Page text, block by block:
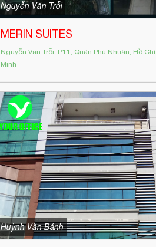
Nguyễn Văn Trỗi
MERIN SUITES
Nguyễn Văn Trỗi, P.11, Quận Phú Nhuận, Hồ Chí
Minh
Huỳnh Văn Bánh